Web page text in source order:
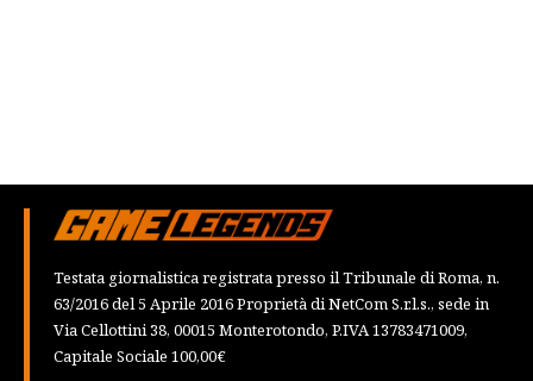
Testata giornalistica registrata presso il Tribunale di Roma, n.
63/2016 del 5 Aprile 2016 Proprietà di NetCom S.r.l.s., sede in
Via Cellottini 38, 00015 Monterotondo, P.IVA 13783471009,
Capitale Sociale 100,00€